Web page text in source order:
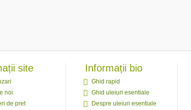
site
noi
de pret
Informații bio
Ghid rapid
Ghid uleiuri esentiale
Despre uleiuri esentiale